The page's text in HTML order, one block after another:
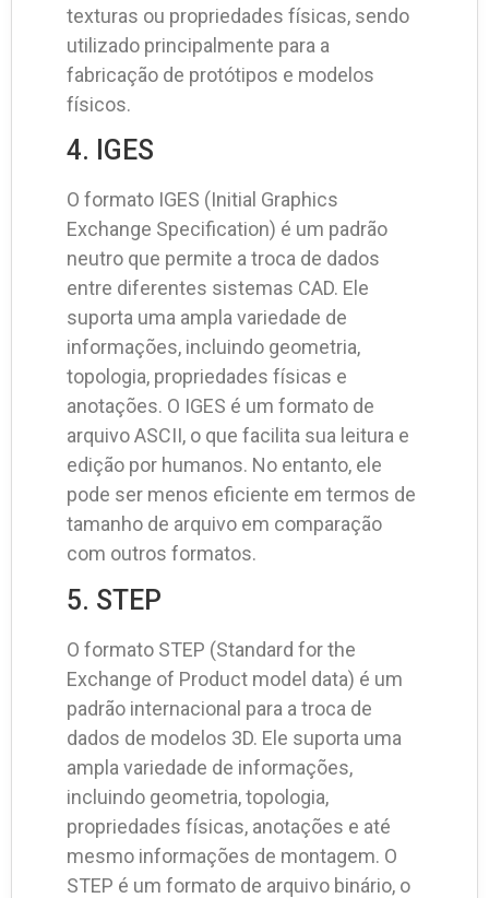
texturas ou propriedades físicas, sendo
utilizado principalmente para a
fabricação de protótipos e modelos
físicos.
4. IGES
O formato IGES (Initial Graphics
Exchange Specification) é um padrão
neutro que permite a troca de dados
entre diferentes sistemas CAD. Ele
suporta uma ampla variedade de
informações, incluindo geometria,
topologia, propriedades físicas e
anotações. O IGES é um formato de
arquivo ASCII, o que facilita sua leitura e
edição por humanos. No entanto, ele
pode ser menos eficiente em termos de
tamanho de arquivo em comparação
com outros formatos.
5. STEP
O formato STEP (Standard for the
Exchange of Product model data) é um
padrão internacional para a troca de
dados de modelos 3D. Ele suporta uma
ampla variedade de informações,
incluindo geometria, topologia,
propriedades físicas, anotações e até
mesmo informações de montagem. O
STEP é um formato de arquivo binário, o